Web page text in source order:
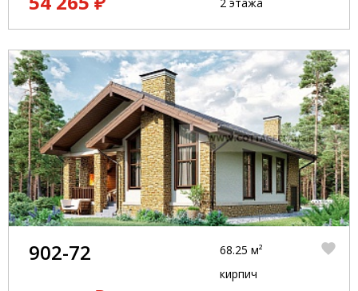
902-72
68.25 м²
кирпич